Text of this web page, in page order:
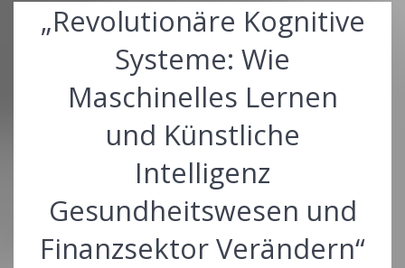
„Revolutionäre Kognitive
Systeme: Wie
Maschinelles Lernen
und Künstliche
Intelligenz
Gesundheitswesen und
Finanzsektor Verändern“